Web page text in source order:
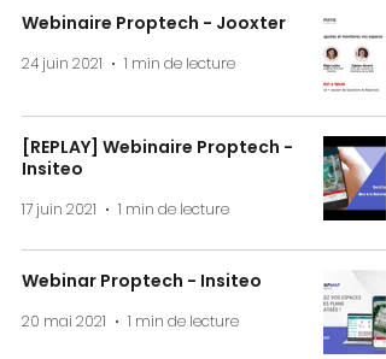
Webinaire Proptech - Jooxter
24 juin 2021 1 min de lecture
[REPLAY] Webinaire Proptech -
Insiteo
17 juin 2021 1 min de lecture
Webinar Proptech - Insiteo
20 mai 2021 1 min de lecture